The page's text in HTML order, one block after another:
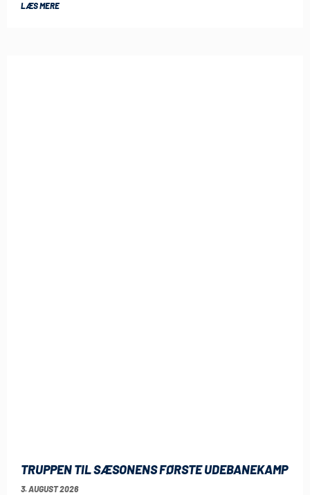
LÆS MERE
TRUPPEN TIL SÆSONENS FØRSTE UDEBANEKAMP
3. AUGUST 2026